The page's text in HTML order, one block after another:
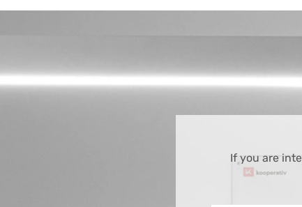
If you are